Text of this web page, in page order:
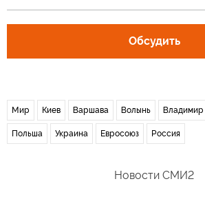
Обсудить
Мир Киев Варшава Волынь Владимир
Польша Украина Евросоюз Россия
Новости СМИ2